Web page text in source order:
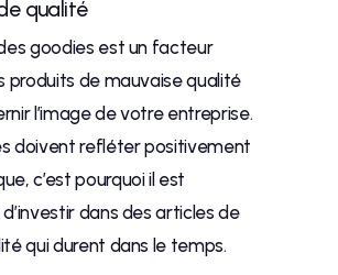
qualité
goodies est un facteur
produits de mauvaise qualité
l’image de votre entreprise.
doivent refléter positivement
c’est pourquoi il est
dans des articles de
qui durent dans le temps.